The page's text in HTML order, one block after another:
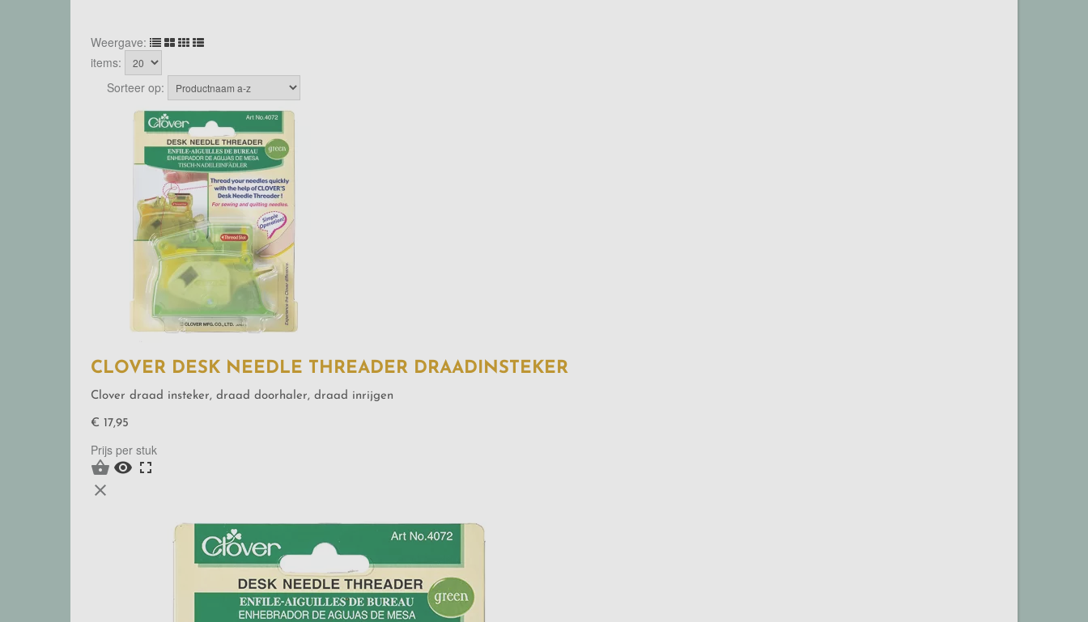
Weergave:
items:
Sorteer op:
CLOVER DESK NEEDLE THREADER DRAADINSTEKER
Clover draad insteker, draad doorhaler, draad inrijgen
€ 17,95
Prijs per stuk
  
